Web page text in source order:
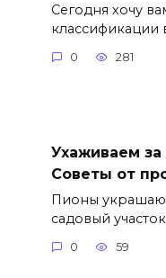
Сегодня хочу
классификации
0 281
Ухаживаем
Советы от
Пионы
садовый
0 59